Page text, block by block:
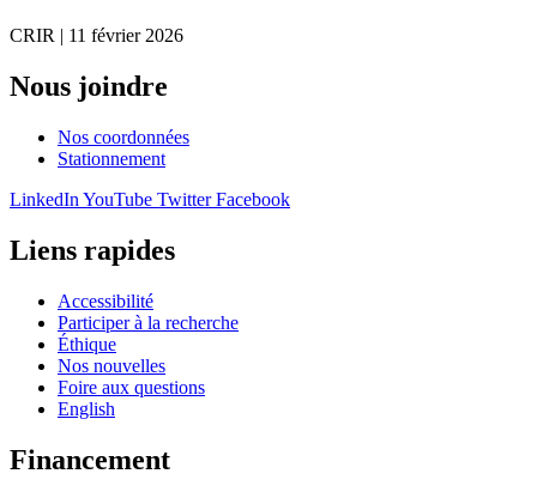
CRIR | 11 février 2026
Nous joindre
Nos coordonnées
Stationnement
LinkedIn YouTube Twitter Facebook
Liens rapides
Accessibilité
Participer à la recherche
Éthique
Nos nouvelles
Foire aux questions
English
Financement